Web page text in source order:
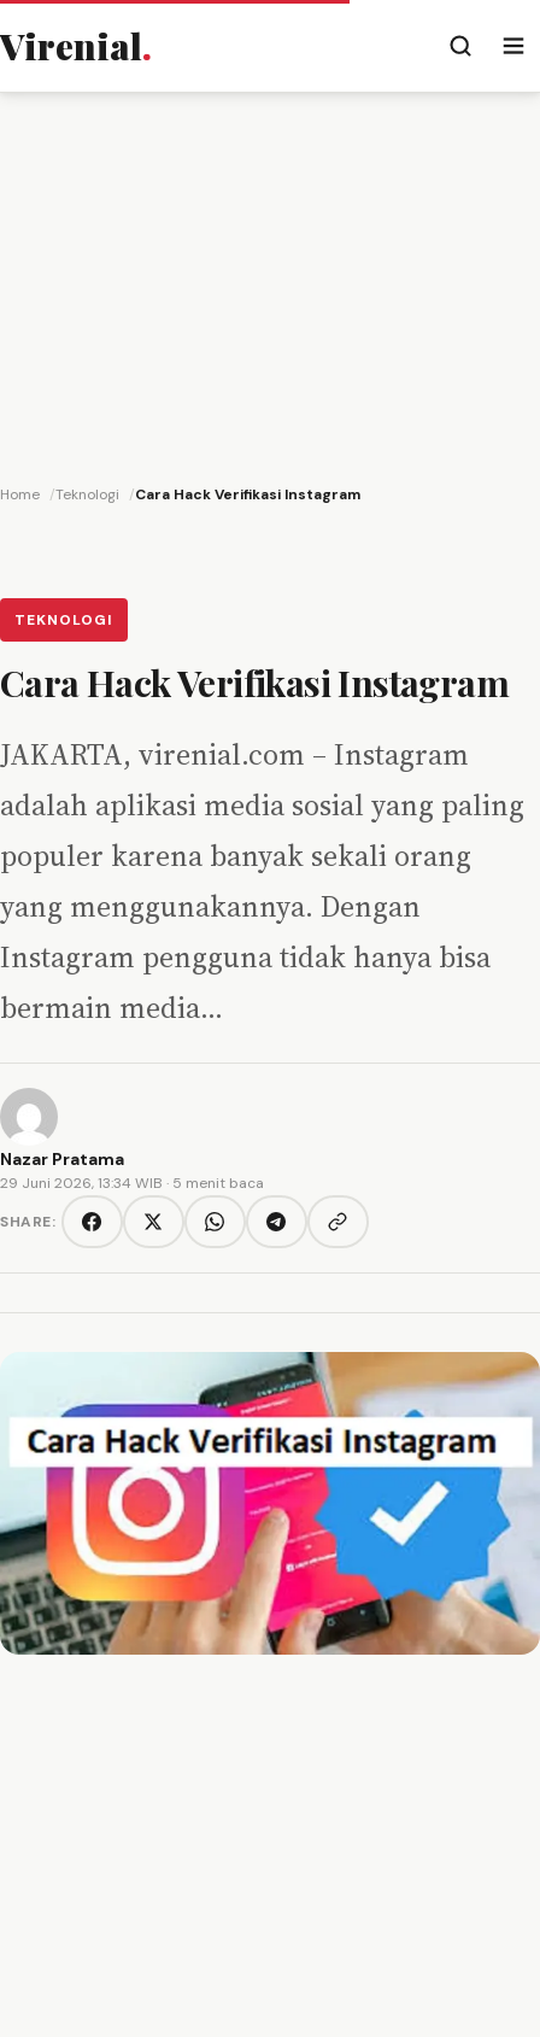
Virenial.
Home Teknologi Cara Hack Verifikasi Instagram
TEKNOLOGI
Cara Hack Verifikasi Instagram
JAKARTA, virenial.com – Instagram
adalah aplikasi media sosial yang paling
populer karena banyak sekali orang
yang menggunakannya. Dengan
Instagram pengguna tidak hanya bisa
bermain media…
Nazar Pratama
29 Juni 2026, 13:34 WIB · 5 menit baca
SHARE:
FacebookTwitter/XWhatsAppTelegramCopy link